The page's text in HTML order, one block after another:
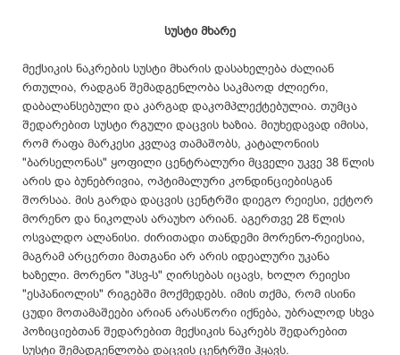
სუსტი მხარე
​მექსიკის ნაკრების სუსტი მხარის დასახელება ძალიან
რთულია, რადგან შემადგენლობა საკმაოდ ძლიერი,
დაბალანსებული და კარგად დაკომპლექტებულია. თუმცა
შედარებით სუსტი რგული დაცვის ხაზია. მიუხედავად იმისა,
რომ რაფა მარკესი კვლავ თამაშობს, კატალონიის
"ბარსელონას" ყოფილი ცენტრალური მცველი უკვე 38 წლის
არის და ბუნებრივია, ოპტიმალური კონდინციებისგან
შორსაა. მის გარდა დაცვის ცენტრში დიეგო რეიესი, ექტორ
მორენო და ნიკოლას არაუხო არიან. აგერთვე 28 წლის
ოსვალდო ალანისი. ძირითადი თანდემი მორენო-რეიესია,
მაგრამ არცერთი მათგანი არ არის იდეალური უკანა
ხაზელი. მორენო "პსვ-ს" ღირსებას იცავს, ხოლო რეიესი
"ესპანიოლის" რიგებში მოქმედებს. იმის თქმა, რომ ისინი
ცუდი მოთამაშეები არიან არასწორი იქნება, უბრალოდ სხვა
პოზიციებთან შედარებით მექსიკის ნაკრებს შედარებით
სუსტი შემადგენლობა დაცვის ცენტრში ჰყავს.​​​